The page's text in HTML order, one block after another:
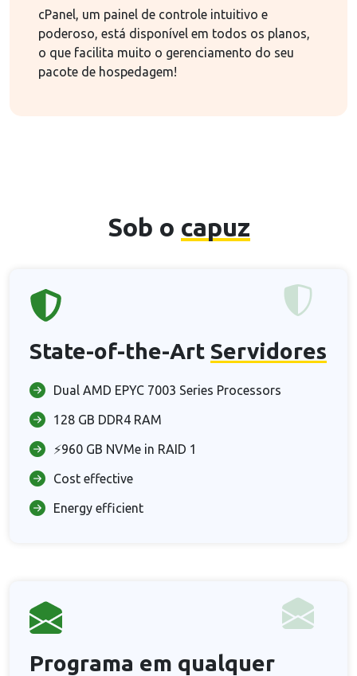
cPanel, um painel de controle intuitivo e
poderoso, está disponível em todos os planos,
o que facilita muito o gerenciamento do seu
pacote de hospedagem!
Sob o capuz
State-of-the-Art Servidores
Dual AMD EPYC 7003 Series Processors
128 GB DDR4 RAM
⚡960 GB NVMe in RAID 1
Cost effective
Energy efficient
Programa em qualquer